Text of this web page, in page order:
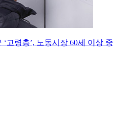
‘고령층’, 노동시장 60세 이상 중